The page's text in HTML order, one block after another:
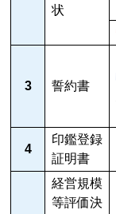
状
3 誓約書
4
印鑑登録
証明書
経営規模
等評価決